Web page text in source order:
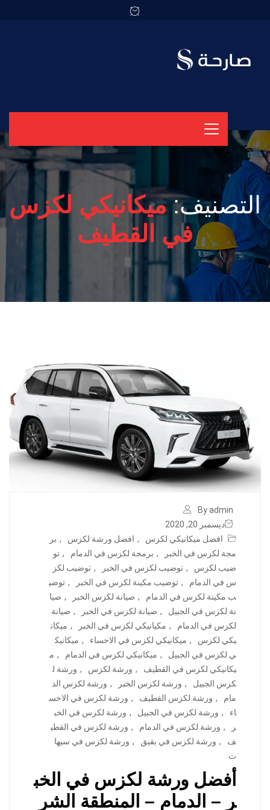
التصنيف:ميكانيكي لكزس
في القطيف
By admin
ديسمبر 20, 2020
افضل ميكانيكي لكزس
, افضل ورشة لكزس , بر
مجة لكزس في الخبر
, برمجة لكزس في الدمام , تو
ضيب لكزس
, توضيب لكزس في الخبر , توضيب لكز
س في الدمام
, توضيب مكينة لكزس في الخبر , توضي
ب مكينة لكزس في الدمام
, صيانة لكزس الخبر , صيا
نة لكزس في الجبيل
, صيانة لكزس في الخبر , صيانة
لكزس في الدمام
, مكيانيكي لكزس في الخبر , ميكان
يكي لكزس
, ميكانيكي لكزس في الاحساء , ميكانيك
ي لكزس في الجبيل
, ميكانيكي لكزس في الدمام , م
يكانيكي لكزس في القطيف
, ورشة لكزس , ورشة ل
كزس الجبيل
, ورشة لكزس الخبر , ورشة لكزس الد
مام
, ورشة لكزس القطيف , ورشة لكزس في الاحس
اء
, ورشة لكزس في الجبيل , ورشة لكزس في الخب
ر
, ورشة لكزس في الدمام , ورشة لكزس في القطي
ف
, ورشة لكزس في بقيق , ورشة لكزس في سيها
ت
أفضل ورشة لكزس في الخب
ر – الدمام – المنطقة الشر